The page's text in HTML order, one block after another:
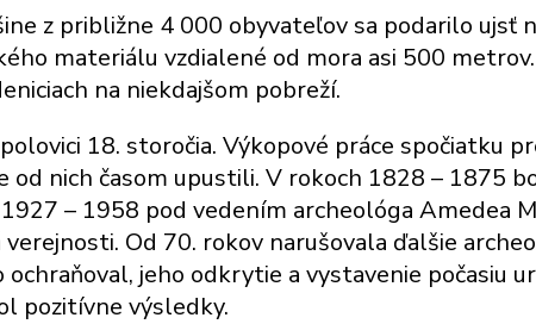
z približne 4 000 obyvateľov sa podarilo ujsť
materiálu vzdialené od mora asi 500
na niekdajšom pobreží.
18. storočia. Výkopové práce spočiatku
od nich časom upustili. V rokoch 1828 – 1875
– 1958 pod vedením archeológa Amedea
Od 70. rokov narušovala ďalšie
jeho odkrytie a vystavenie počasiu
pozitívne výsledky.